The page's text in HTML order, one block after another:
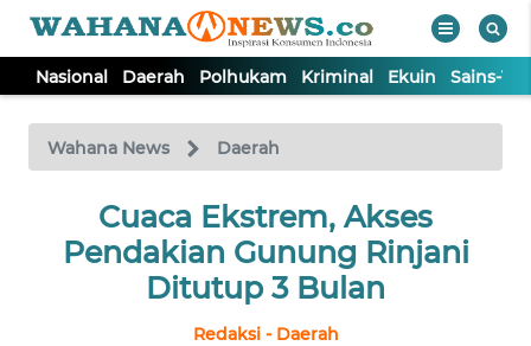
Nasional Daerah Polhukam Kriminal Ekuin Sains-
Wahana News Daerah
Cuaca Ekstrem, Akses
Pendakian Gunung Rinjani
Ditutup 3 Bulan
Redaksi - Daerah
TV
Tutup
NASIONAL